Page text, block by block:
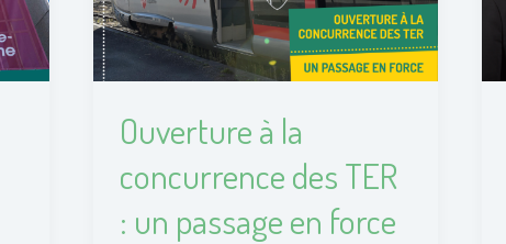
Ouverture à la
concurrence des TER
: un passage en force
des
TER
passage
force